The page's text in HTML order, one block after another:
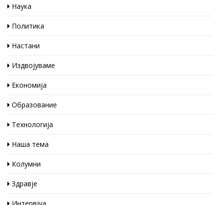
Наука
Политика
Настани
Издвојуваме
Економија
Образование
Технологија
Наша тема
Колумни
Здравје